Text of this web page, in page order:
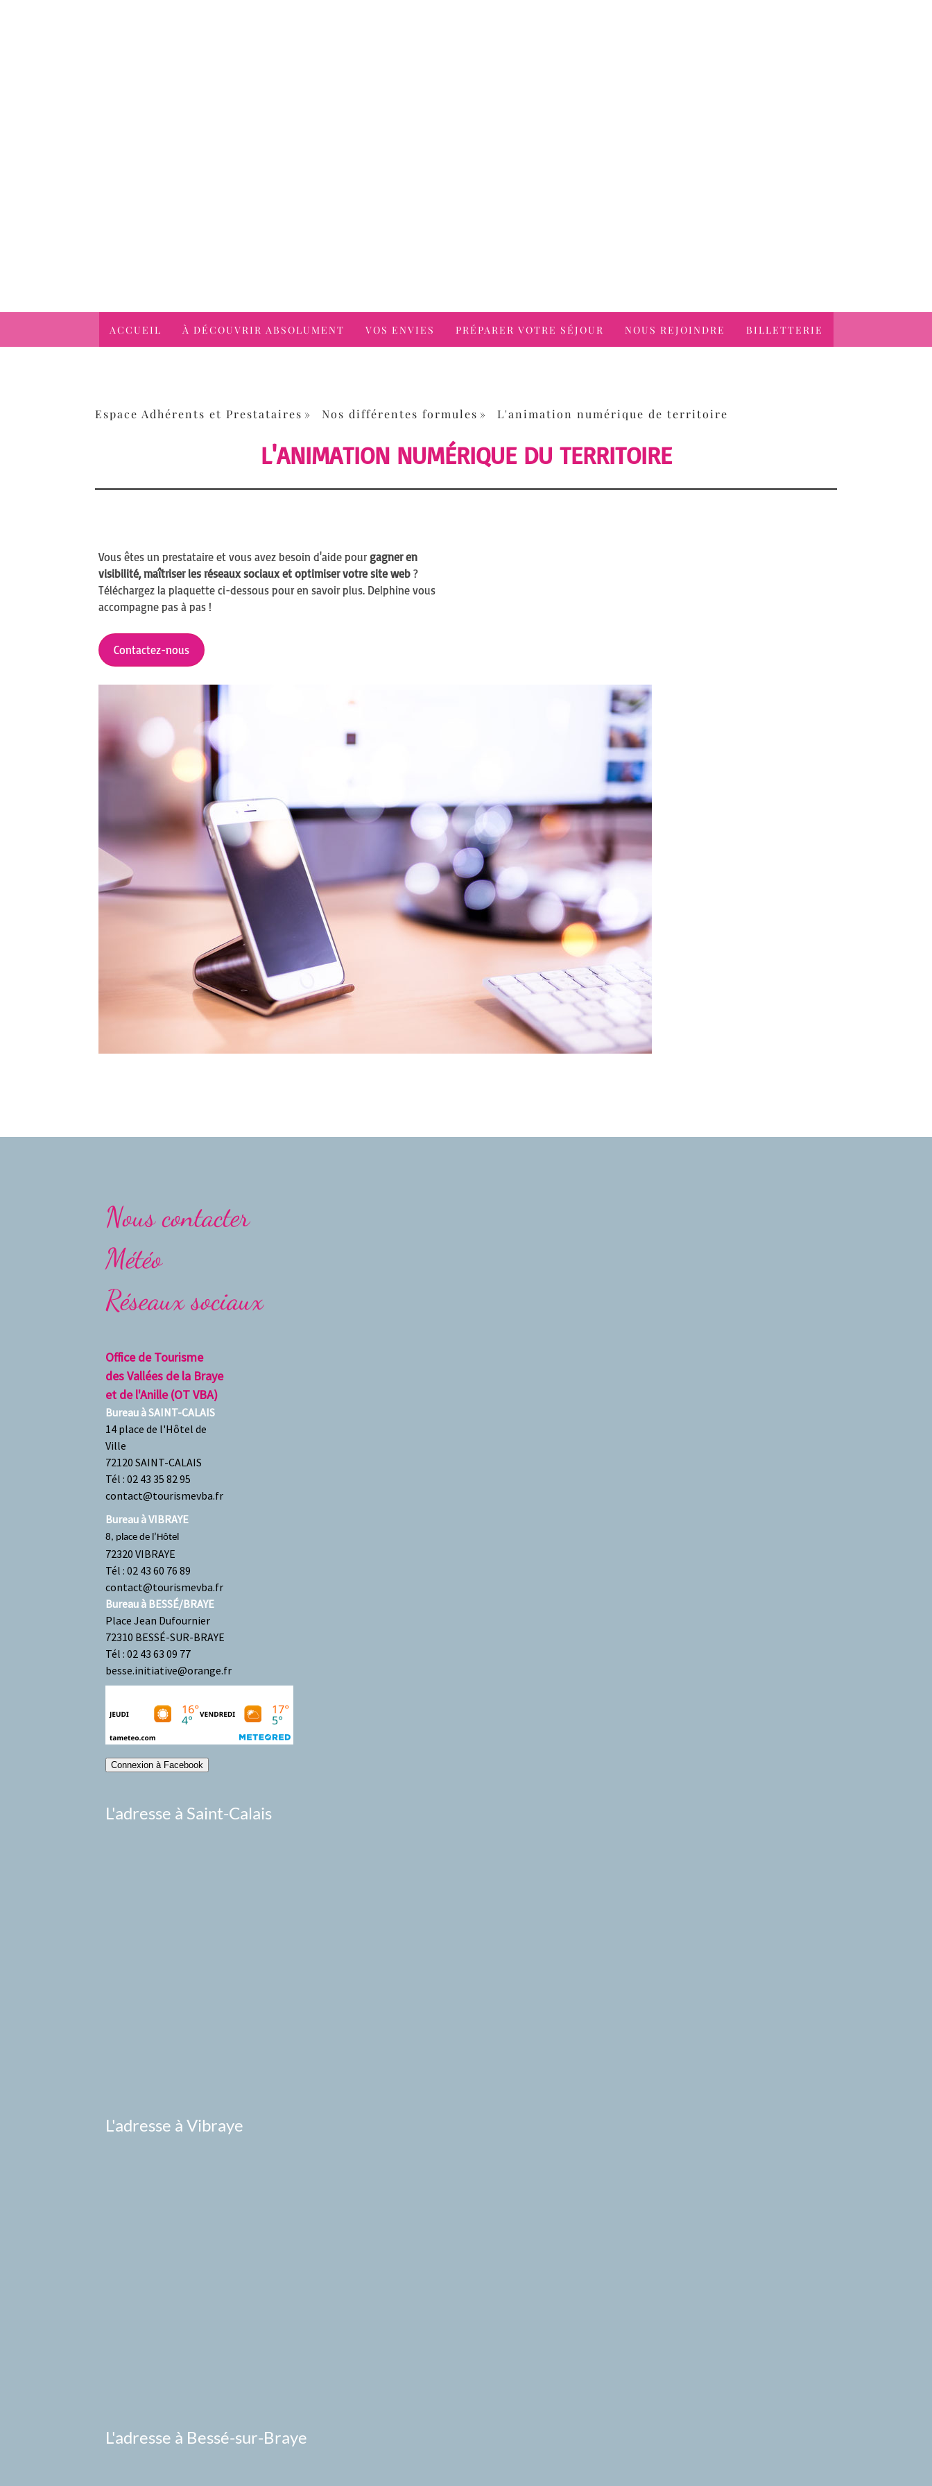
ACCUEIL À DÉCOUVRIR ABSOLUMENT VOS ENVIES PRÉPARER VOTRE SÉJOUR NOUS REJOINDRE BILLETTERIE
Espace Adhérents et Prestataires Nos différentes formules L'animation numérique de territoire
L'ANIMATION NUMÉRIQUE DU TERRITOIRE
Vous êtes un prestataire et vous avez besoin d'aide pourgagner en
visibilité, maîtriser les réseaux sociaux et optimiser votre site web ?
Téléchargez la plaquette ci-dessous pour en savoir plus. Delphine vous
accompagne pas à pas !
Contactez-nous
Nous contacter
Météo
Réseaux sociaux
Office de Tourisme
des Vallées de la Braye
et de l'Anille (OT VBA)
Bureau àSAINT-CALAIS
14 place de l'Hôtel de
Ville
72120 SAINT-CALAIS
Tél : 02 43 35 82 95
contact@tourismevba.fr
Bureau à VIBRAYE
8, place de l’Hôtel
72320 VIBRAYE
Tél : 02 43 60 76 89
contact@tourismevba.fr
Bureau à BESSÉ/BRAYE
Place Jean Dufournier
72310 BESSÉ-SUR-BRAYE
Tél : 02 43 63 09 77
besse.initiative@orange.fr
Connexion à Facebook
L'adresse à Saint-Calais
L'adresse à Vibraye
L'adresse à Bessé-sur-Braye